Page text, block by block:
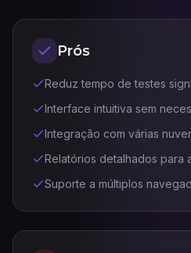
Prós
Reduz tempo de testes
Interface intuitiva sem
Integração com várias
Relatórios detalhados para
Suporte a múltiplos